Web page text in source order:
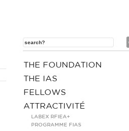
THE FOUNDATION
THE IAS
FELLOWS
ATTRACTIVITÉ
LABEX RFIEA+
PROGRAMME FIAS